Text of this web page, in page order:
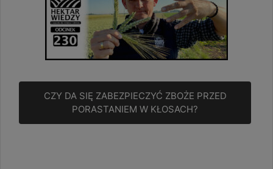
CZY DA SIĘ ZABEZPIECZYĆ ZBOŻE PRZED
PORASTANIEM W KŁOSACH?